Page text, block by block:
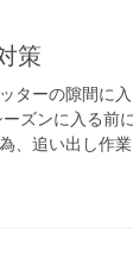
策
ターの隙間に
ズンに入る前
、追い出し作